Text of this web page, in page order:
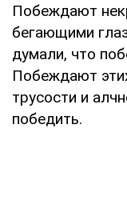
Побеждают
бегающими
думали, что
Побеждают
трусости и
победить.